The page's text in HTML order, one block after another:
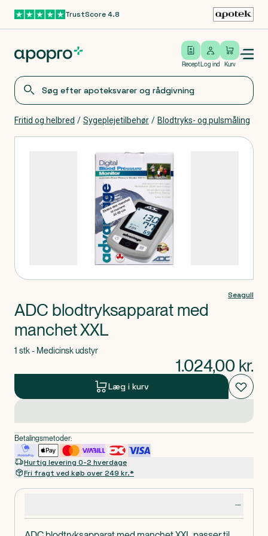
Gå til hovedindholdTrustScore 4.8
Recept
Log ind
Log ind Kurv
Open/close menu
Fritid og helbred / Sygeplejetilbehør / Blodtryks- og pulsmåling
Seagull
ADC blodtryksapparat med
manchet XXL
1 stk - Medicinsk udstyr
1.024,00 kr.
Læg i kurv
Betalingsmetoder:
Hurtig levering 0-2 hverdage
Fri fragt ved køb over 249 kr.*